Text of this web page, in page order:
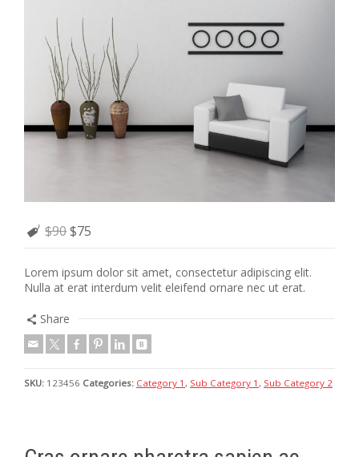
$90$75
Lorem ipsum dolor sit amet, consectetur adipiscing elit.
Nulla at erat interdum velit eleifend ornare nec ut erat.
Share
SKU: 123456 Categories: Category 1 , Sub Category 1 , Sub Category 2